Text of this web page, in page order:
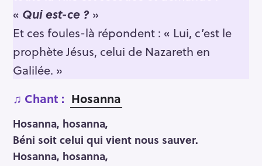
« Qui est-ce ? »
Et ces foules-là répondent : « Lui, c’est le
prophète Jésus, celui de Nazareth en
Galilée. »
♫ Chant : Hosanna
Hosanna, hosanna,
Béni soit celui qui vient nous sauver.
Hosanna, hosanna,